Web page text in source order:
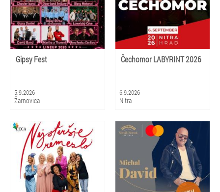
Gipsy Fest
5.9.2026
Žarnovica
Čechomor LABYRINT 2026
6.9.2026
Nitra